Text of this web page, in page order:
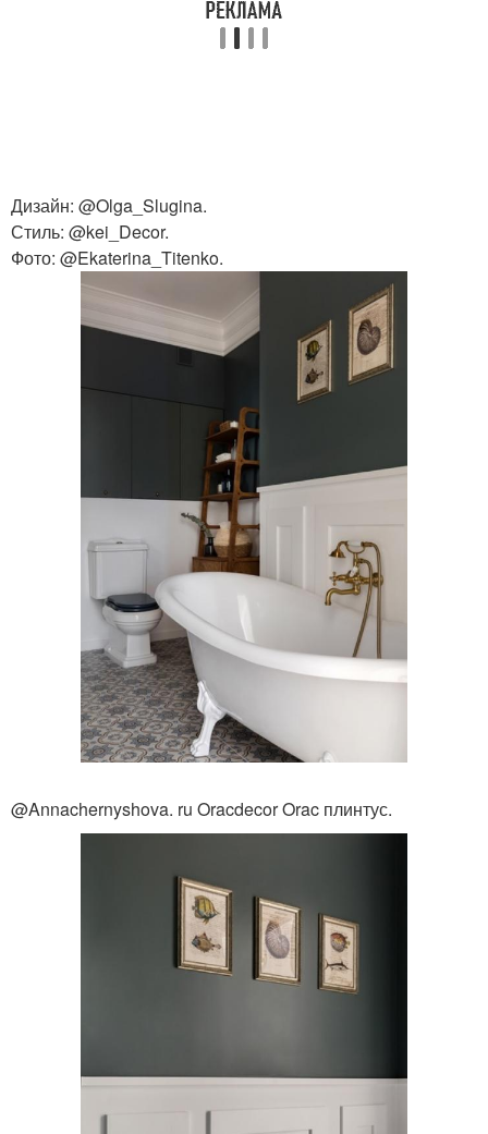
Дизайн: @Olga_Slugina.
Стиль: @kei_Decor.
Фото: @Ekaterina_Titenko.
@Annachernyshova. ru Oracdecor Orac плинтус.